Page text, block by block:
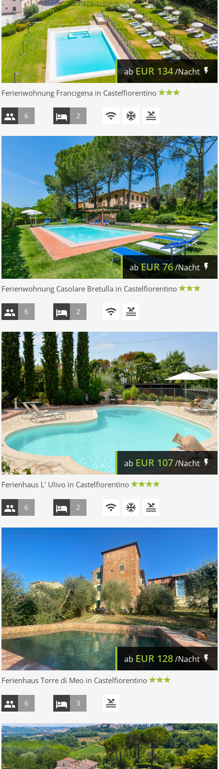
abEUR 134/Nacht
Ferienwohnung Francigena in Castelfiorentino
6 2
abEUR76/Nacht
Ferienwohnung Casolare Bretulla in Castelfiorentino
6 2
ab EUR 107/Nacht
Ferienhaus L' Ulivo in Castelfiorentino
6 2
ab EUR 128/Nacht
Ferienhaus Torre di Meo in Castelfiorentino
6 3